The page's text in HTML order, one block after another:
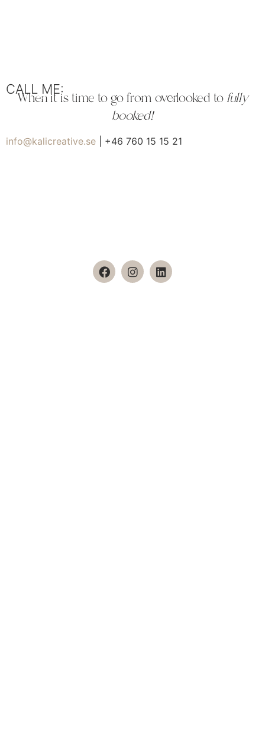
CALL ME:
When it is time to go from overlooked to fully
booked!
info@kalicreative.se | +46 760 15 15 21